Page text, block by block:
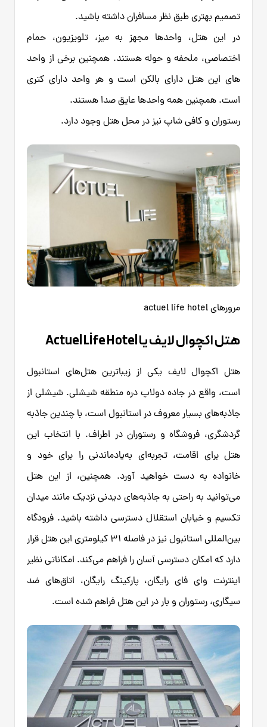
تصمیم بهتری طبق نظر مسافران داشته باشید.
در این هتل، واحدها مجهز به میز، تلویزیون، حمام
اختصاصی، ملحفه و حوله هستند. همچنین برخی از واحد
های این هتل دارای بالکن است و هر واحد دارای کتری
است. همچنین همه واحدها عایق صدا هستند.
رستوران و کافی شاپ نیز در محل هتل وجود دارد.
مرورهای actuel life hotel
هتل اکچوال لایف یا Actuel Lİfe Hotel
هتل اکچوال لایف یکی از زیباترین هتل‌های استانبول
است، واقع در جاده دولاپ دره منطقه شیشلی. شیشلی از
جاذبه‌های بسیار معروف در استانبول است، با چندین جاذبه
گردشگری، فروشگاه و رستوران در اطراف. با انتخاب این
هتل برای اقامت، تجربه‌ای به‌یادماندنی را برای خود و
خانواده به دست خواهید آورد. همچنین، از این هتل
می‌توانید به راحتی به جاذبه‌های دیدنی نزدیک مانند میدان
تکسیم و خیابان استقلال دسترسی داشته باشید. فرودگاه
بین‌المللی استانبول نیز در فاصله ۳۱ کیلومتری این هتل قرار
دارد که امکان دسترسی آسان را فراهم می‌کند. امکاناتی نظیر
اینترنت وای فای رایگان، پارکینگ رایگان، اتاق‌های ضد
سیگاری، رستوران و بار در این هتل فراهم شده است.